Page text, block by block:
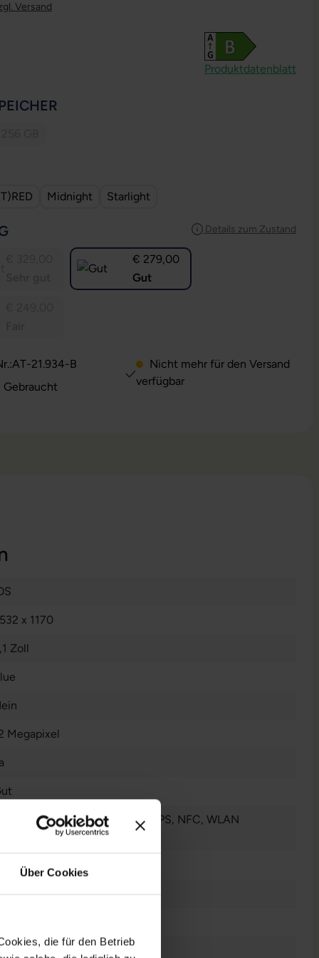
Über Cookies
die für den Betrieb
Versand
Produktdatenblatt
Option ist zurzeit nicht verfügbar.)
Midnight Starlight
Details zum Zustand
€ 279,00
Gut
AT-21.934-B
Zustand: Gebraucht
verfügbar
x 1170
Zoll
Megapixel
Bluetooth, Galileo, GLONASS, GPS, NFC, WLAN
Mehr anzeigen
ppi